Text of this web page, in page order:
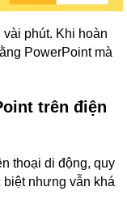
phút. Khi hoàn
PowerPoint mà
trên điện
thoại di động, quy
biệt nhưng vẫn khá